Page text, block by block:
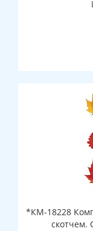
*КМ-18228
скотчем.